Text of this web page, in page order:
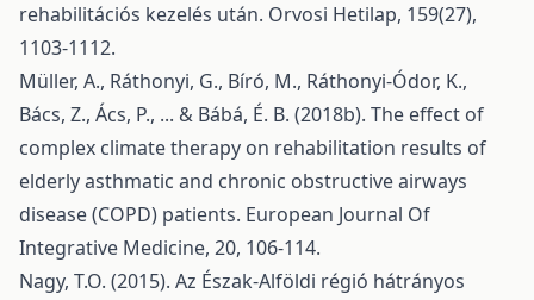
rehabilitációs kezelés után. Orvosi Hetilap, 159(27),
1103-1112.
Müller, A., Ráthonyi, G., Bíró, M., Ráthonyi-Ódor, K.,
Bács, Z., Ács, P., ... & Bábá, É. B. (2018b). The effect of
complex climate therapy on rehabilitation results of
elderly asthmatic and chronic obstructive airways
disease (COPD) patients. European Journal Of
Integrative Medicine, 20, 106-114.
Nagy, T.O. (2015). Az Észak-Alföldi régió hátrányos